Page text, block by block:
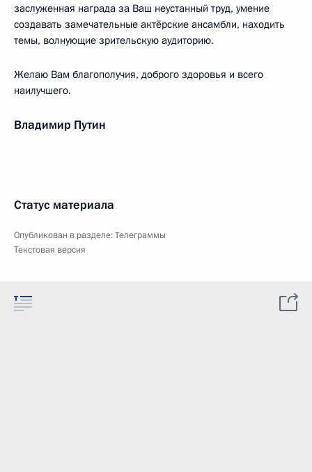
заслуженная награда за Ваш неустанный труд, умение
создавать замечательные актёрские ансамбли, находить
темы, волнующие зрительскую аудиторию.
Желаю Вам благополучия, доброго здоровья и всего
наилучшего.
Владимир Путин
Статус материала
Опубликован в разделе:Телеграммы
Текстовая версия